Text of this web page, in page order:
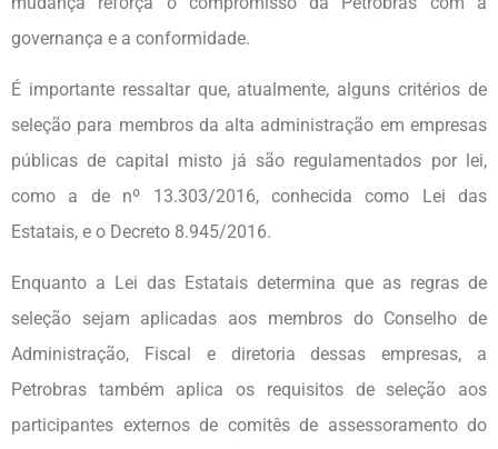
governança e a conformidade.
É importante ressaltar que, atualmente, alguns critérios de
seleção para membros da alta administração em empresas
públicas de capital misto já são regulamentados por lei,
como a de nº 13.303/2016, conhecida como Lei das
Estatais, e o Decreto 8.945/2016.
Enquanto a Lei das Estatais determina que as regras de
seleção sejam aplicadas aos membros do Conselho de
Administração, Fiscal e diretoria dessas empresas, a
Petrobras também aplica os requisitos de seleção aos
participantes externos de comitês de assessoramento do